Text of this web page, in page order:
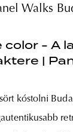
color - A
|
kóstolni